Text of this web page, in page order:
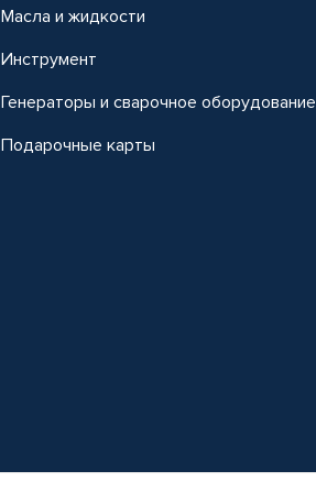
Масла и жидкости
Инструмент
Генераторы и сварочное оборудование
Подарочные карты